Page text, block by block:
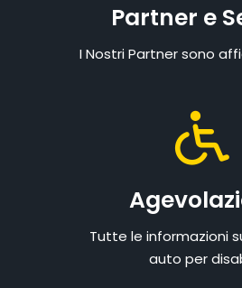
Partner e
I Nostri Partner sono
Tutte le informazioni
auto per